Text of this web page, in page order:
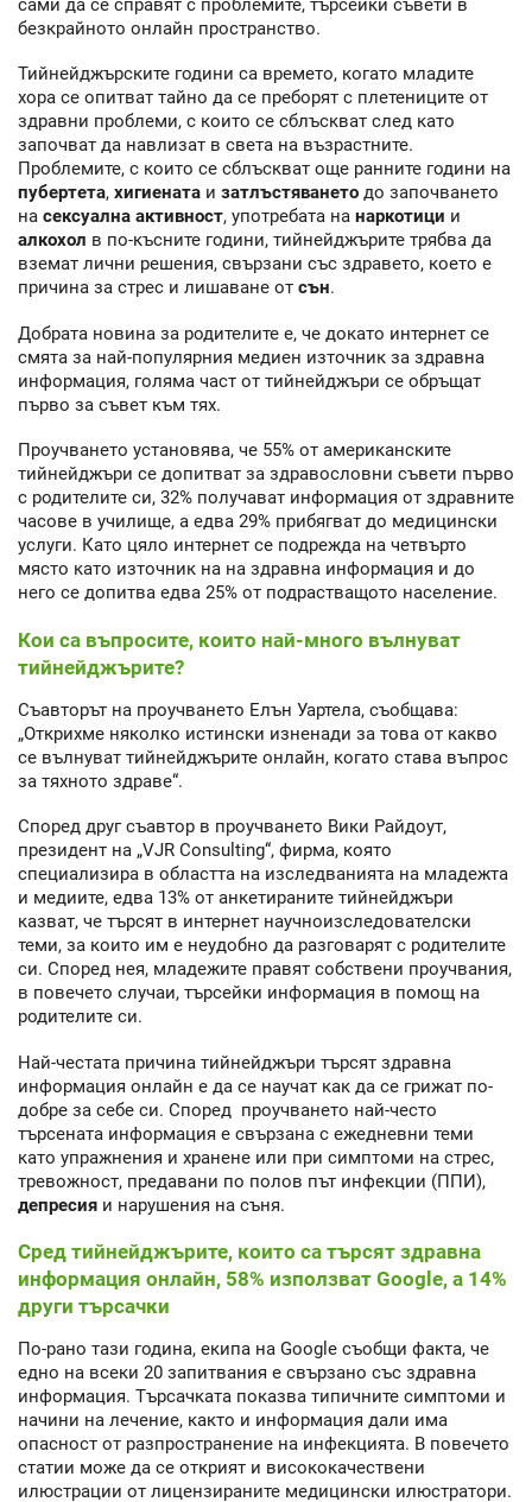
сами да се справят с проблемите, търсейки съвети в
безкрайното онлайн пространство.
Тийнейджърските години са времето, когато младите
хора се опитват тайно да се преборят с плетениците от
здравни проблеми, с които се сблъскват след като
започват да навлизат в света на възрастните.
Проблемите, с които се сблъскват още ранните години на
пубертета, хигиената и затлъстяването до започването
на сексуална активност, употребата на наркотици и
алкохол в по-късните години, тийнейджърите трябва да
вземат лични решения, свързани със здравето, което е
причина за стрес и лишаване от сън.
Добрата новина за родителите е, че докато интернет се
смята за най-популярния медиен източник за здравна
информация, голяма част от тийнейджъри се обръщат
първо за съвет към тях.
Проучването установява, че 55% от американските
тийнейджъри се допитват за здравословни съвети първо
с родителите си, 32% получават информация от здравните
часове в училище, а едва 29% прибягват до медицински
услуги. Като цяло интернет се подрежда на четвърто
място като източник на на здравна информация и до
него се допитва едва 25% от подрастващото население.
Кои са въпросите, които най-много вълнуват
тийнейджърите?
Съавторът на проучването Елън Уартела, съобщава:
„Открихме няколко истински изненади за това от какво
се вълнуват тийнейджърите онлайн, когато става въпрос
за тяхното здраве“.
Според друг съавтор в проучването Вики Райдоут,
президент на „VJR Consulting“, фирма, която
специализира в областта на изследванията на младежта
и медиите, едва 13% от анкетираните тийнейджъри
казват, че търсят в интернет научноизследователски
теми, за които им е неудобно да разговарят с родителите
си. Според нея, младежите правят собствени проучвания,
в повечето случаи, търсейки информация в помощ на
родителите си.
Най-честата причина тийнейджъри търсят здравна
информация онлайн е да се научат как да се грижат по-
добре за себе си. Според проучването най-често
търсената информация е свързана с ежедневни теми
като упражнения и хранене или при симптоми на стрес,
тревожност, предавани по полов път инфекции (ППИ),
депресия и нарушения на съня.
Сред тийнейджърите, които са търсят здравна
информация онлайн, 58% използват Google, а 14%
други търсачки
По-рано тази година, екипа на Google съобщи факта, че
едно на всеки 20 запитвания е свързано със здравна
информация. Търсачката показва типичните симптоми и
начини на лечение, както и информация дали има
опасност от разпространение на инфекцията. В повечето
статии може да се открият и висококачествени
илюстрации от лицензираните медицински илюстратори.